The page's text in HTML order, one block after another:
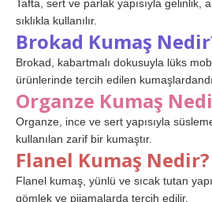
Tafta, sert ve parlak yapısıyla gelinlik,
sıklıkla kullanılır.
Brokad Kumaş
Brokad, kabartmalı dokusuyla lüks
ürünlerinde tercih edilen
Organze Kumaş
Organze, ince ve sert yapısıyla
kullanılan zarif bir kumaştır.
Flanel Kumaş Nedir?
Flanel kumaş, yünlü ve sıcak tutan
gömlek ve pijamalarda tercih edilir.